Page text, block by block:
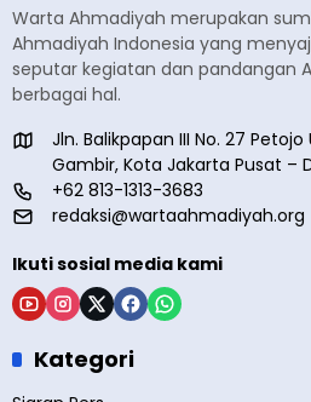
Warta Ahmadiyah merupakan
Ahmadiyah Indonesia yang
seputar kegiatan dan pandangan
berbagai hal.
Jln. Balikpapan III No. 27
Gambir, Kota Jakarta Pusat –
+62 813-1313-3683
redaksi@wartaahmadiyah.org
Ikuti sosial media kami
Kategori